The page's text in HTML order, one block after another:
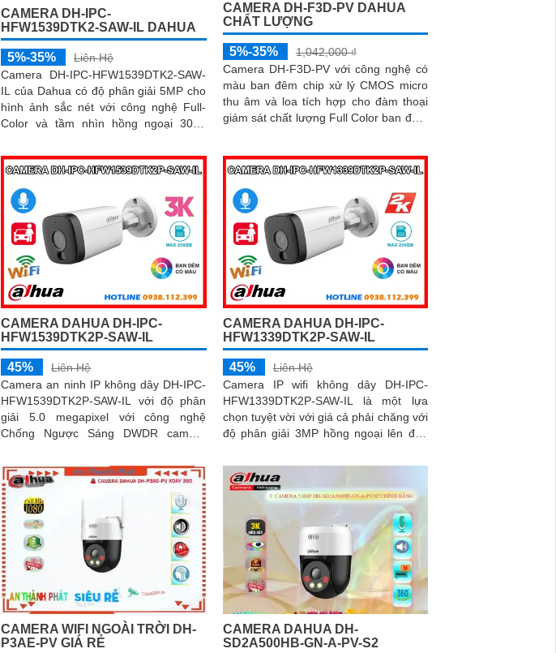
CAMERA DH-IPC-
HFW1539DTK2-SAW-IL DAHUA
5%-35%
Liên Hệ
Camera DH-IPC-HFW1539DTK2-SAW-
IL của Dahua có độ phân giải 5MP cho
hình ảnh sắc nét với công nghệ Full-
Color và tầm nhìn hồng ngoại 30m.
AI thông minh, giúp phát hiện chính xác
con người và phương tiện
CAMERA DH-F3D-PV DAHUA
CHẤT LƯỢNG
5%-35%
1,042,000 ₫
Camera DH-F3D-PV với công nghệ có
màu ban đêm chip xử lý CMOS micro
thu âm và loa tích hợp cho đàm thoại
giám sát chất lượng Full Color ban đêm
nghệ IP Wifi kết nối dễ dàng
CAMERA DAHUA DH-IPC-
HFW1539DTK2P-SAW-IL
45%
Liên Hệ
Camera an ninh IP không dây DH-IPC-
HFW1539DTK2P-SAW-IL với độ phân
giải 5.0 megapixel với công nghệ
Chống Ngược Sáng DWDR camera
trong điều kiện thiếu sáng khoảng cách
xa lên đến 30m hình ảnh siêu nét
CAMERA DAHUA DH-IPC-
HFW1339DTK2P-SAW-IL
45%
Liên Hệ
Camera IP wifi không dây DH-IPC-
HFW1339DTK2P-SAW-IL là một lựa
chọn tuyệt vời với giá cả phải chăng với
độ phân giải 3MP hồng ngoại lên đến
màu ban đêm tích hợp kèm mic ghi âm
camera để giám sát và bảo vệ tài sản
của mình giá rẻ phù hợp cho mọi gia
CAMERA WIFI NGOÀI TRỜI DH-
P3AE-PV GIÁ RẺ
CAMERA DAHUA DH-
SD2A500HB-GN-A-PV-S2